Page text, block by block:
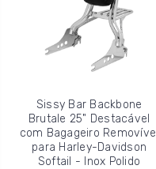
Sissy Bar Backbone
Brutale 25" Destacável
com Bagageiro Removível
para Harley-Davidson
Softail - Inox Polido